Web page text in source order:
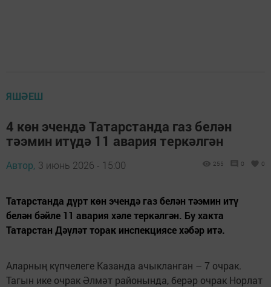
ЯШӘЕШ
4 көн эчендә Татарстанда газ белән
тәэмин итүдә 11 авария теркәлгән
Автор, 3 июнь 2026 - 15:00 255 0 0
Татарстанда дүрт көн эчендә газ белән тәэмин итү
белән бәйле 11 авария хәле теркәлгән. Бу хакта
Татарстан Дәүләт торак инспекциясе хәбәр итә.
Аларның күпчелеге Казанда ачыкланган – 7 очрак.
Тагын ике очрак Әлмәт районында, берәр очрак Норлат